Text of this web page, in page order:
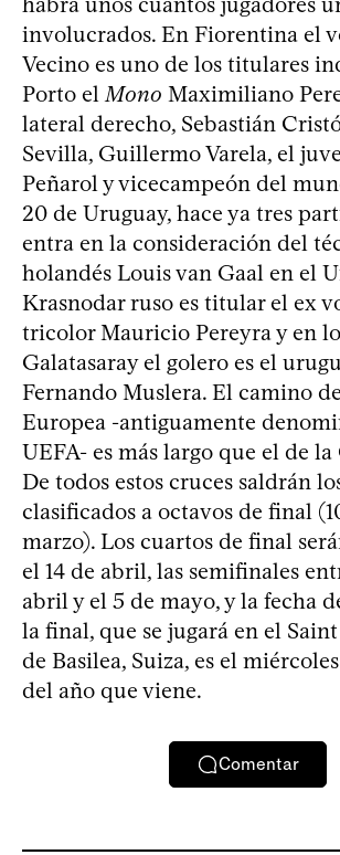
involucrados. En Fiorentina el
Vecino es uno de los titulares
Porto el Mono Maximiliano
lateral derecho, Sebastián
Sevilla, Guillermo Varela, el
Peñarol y vicecampeón del
20 de Uruguay, hace ya tres
entra en la consideración del
holandés Louis van Gaal en el
Krasnodar ruso es titular el ex
tricolor Mauricio Pereyra y en
Galatasaray el golero es el
Fernando Muslera. El camino
Europea -antiguamente
UEFA- es más largo que el de
De todos estos cruces saldrán
clasificados a octavos de final
marzo). Los cuartos de final
el 14 de abril, las semifinales
abril y el 5 de mayo, y la fecha
la final, que se jugará en el
de Basilea, Suiza, es el
del año que viene.
Comentar